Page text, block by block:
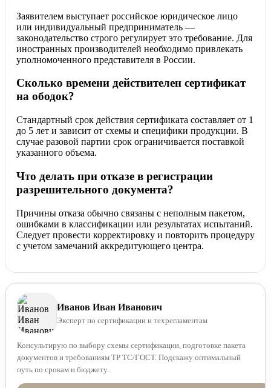
Заявителем выступает российское юридическое лицо
или индивидуальный предприниматель —
законодательство строго регулирует это требование. Для
иностранных производителей необходимо привлекать
уполномоченного представителя в России.
Сколько времени действителен сертификат
на ободок?
Стандартный срок действия сертификата составляет от 1
до 5 лет и зависит от схемы и специфики продукции. В
случае разовой партии срок ограничивается поставкой
указанного объема.
Что делать при отказе в регистрации
разрешительного документа?
Причины отказа обычно связаны с неполным пакетом,
ошибками в классификации или результатах испытаний.
Следует провести корректировку и повторить процедуру
с учетом замечаний аккредитующего центра.
Иванов Иван Иванович
Эксперт по сертификации и техрегламентам
Консультирую по выбору схемы сертификации, подготовке пакета
документов и требованиям ТР ТС/ГОСТ. Подскажу оптимальный
путь по срокам и бюджету.